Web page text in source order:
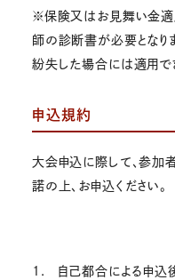
※保険又はお見舞い金
師の診断書が必要となり
紛失した場合には適用で
申込規約
大会申込に際して、参加
諾の上、お申込ください。
1. 自己都合による申込